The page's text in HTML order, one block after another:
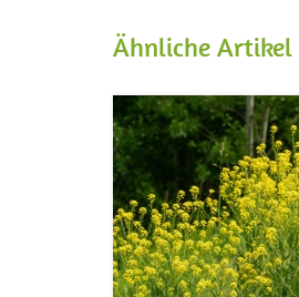
Ähnliche Artikel